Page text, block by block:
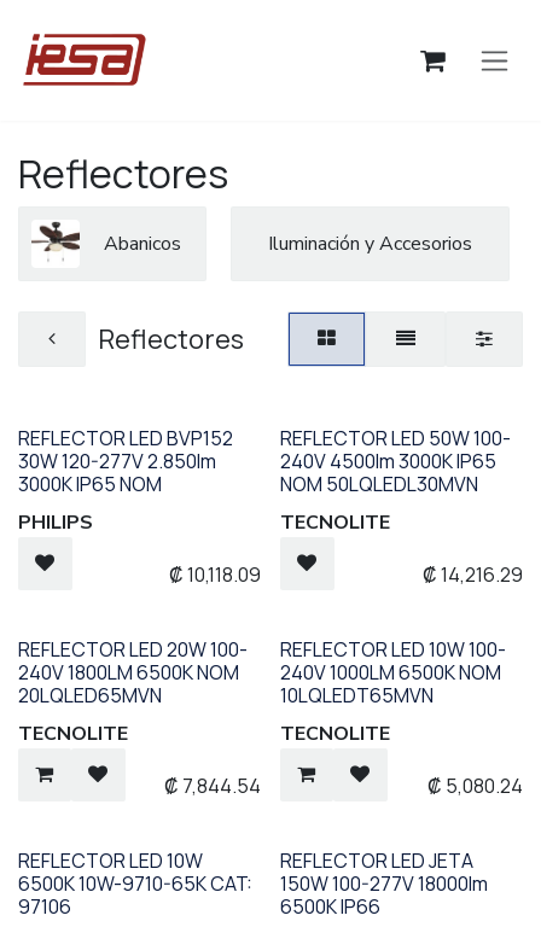
Reflectores
Abanicos Iluminación y Accesorios
Reflectores
REFLECTOR LED BVP152
30W 120-277V 2.850lm
3000K IP65 NOM
PHILIPS
₡10,118.09
REFLECTOR LED 50W 100-
240V 4500lm 3000K IP65
NOM 50LQLEDL30MVN
TECNOLITE
₡14,216.29
REFLECTOR LED 20W 100-
240V 1800LM 6500K NOM
20LQLED65MVN
TECNOLITE
₡ 7,844.54
REFLECTOR LED 10W 100-
240V 1000LM 6500K NOM
10LQLEDT65MVN
TECNOLITE
₡ 5,080.24
REFLECTOR LED 10W
6500K 10W-9710-65K CAT:
97106
REFLECTOR LED JETA
150W 100-277V 18000lm
6500K IP66